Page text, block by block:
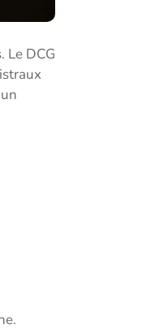
Le DCG